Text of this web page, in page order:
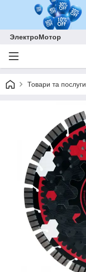
ЭлектроМотор
Товари та послуги